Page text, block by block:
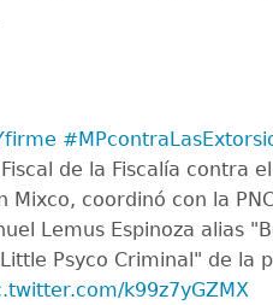
de la Fiscalía contra
Mixco, coordinó con la
Lemus Espinoza alias
Psyco Criminal" de la
k99z7yGZMX